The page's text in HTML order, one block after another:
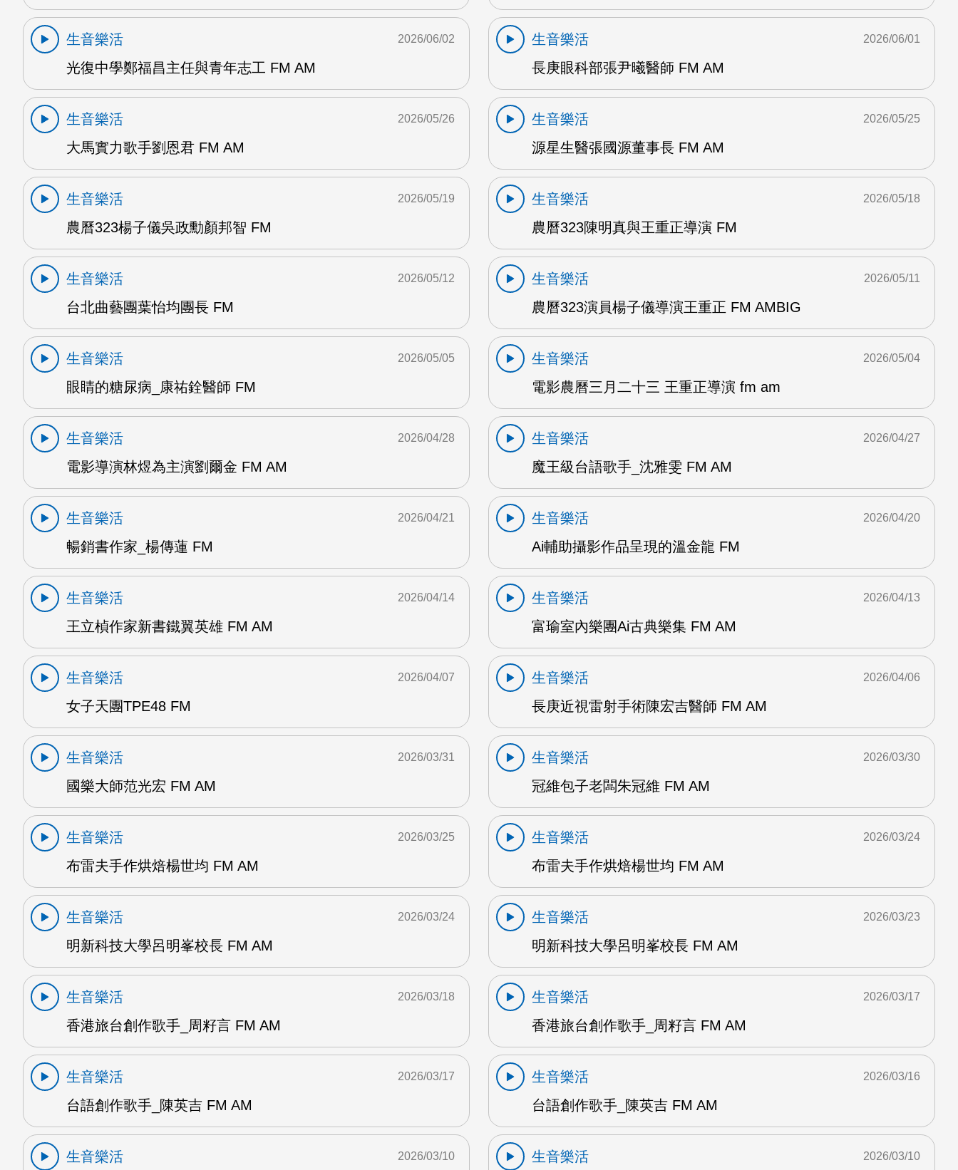
生音樂活
光復中學鄭福昌主任與青年志工 FM AM
2026/06/02
生音樂活
長庚眼科部張尹曦醫師 FM AM
2026/06/01
生音樂活
大馬實力歌手劉恩君 FM AM
2026/05/26
生音樂活
源星生醫張國源董事長 FM AM
2026/05/25
生音樂活
農曆323楊子儀吳政勳顏邦智 FM
2026/05/19
生音樂活
農曆323陳明真與王重正導演 FM
2026/05/18
生音樂活
台北曲藝團葉怡均團長 FM
2026/05/12
生音樂活
農曆323演員楊子儀導演王重正 FM AMBIG
2026/05/11
生音樂活
眼睛的糖尿病_康祐銓醫師 FM
2026/05/05
生音樂活
電影農曆三月二十三 王重正導演 fm am
2026/05/04
生音樂活
電影導演林煜為主演劉爾金 FM AM
2026/04/28
生音樂活
魔王級台語歌手_沈雅雯 FM AM
2026/04/27
生音樂活
暢銷書作家_楊傳蓮 FM
2026/04/21
生音樂活
Ai輔助攝影作品呈現的溫金龍 FM
2026/04/20
生音樂活
王立楨作家新書鐵翼英雄 FM AM
2026/04/14
生音樂活
富瑜室內樂團Ai古典樂集 FM AM
2026/04/13
生音樂活
女子天團TPE48 FM
2026/04/07
生音樂活
長庚近視雷射手術陳宏吉醫師 FM AM
2026/04/06
生音樂活
國樂大師范光宏 FM AM
2026/03/31
生音樂活
冠維包子老闆朱冠維 FM AM
2026/03/30
生音樂活
布雷夫手作烘焙楊世均 FM AM
2026/03/25
生音樂活
布雷夫手作烘焙楊世均 FM AM
2026/03/24
生音樂活
明新科技大學呂明峯校長 FM AM
2026/03/24
生音樂活
明新科技大學呂明峯校長 FM AM
2026/03/23
生音樂活
香港旅台創作歌手_周籽言 FM AM
2026/03/18
生音樂活
香港旅台創作歌手_周籽言 FM AM
2026/03/17
生音樂活
台語創作歌手_陳英吉 FM AM
2026/03/17
生音樂活
台語創作歌手_陳英吉 FM AM
2026/03/16
生音樂活 2026/03/10 生音樂活 2026/03/10